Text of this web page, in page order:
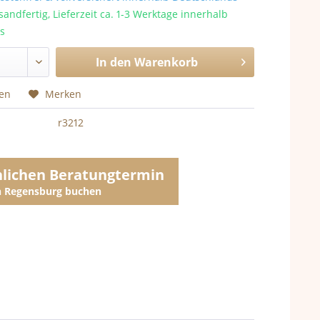
Lieferzeit ca. 1-3 Werktage innerhalb
In den Warenkorb
Merken
r3212
Beratungtermin
buchen